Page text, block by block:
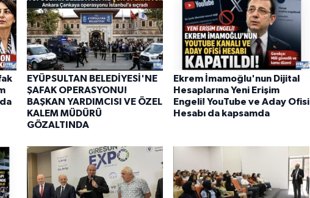
EYÜPSULTAN BELEDİYESİ'NE
ŞAFAK OPERASYONU!
BAŞKAN YARDIMCISI VE ÖZEL
KALEM MÜDÜRÜ
GÖZALTINDA
Ekrem İmamoğlu'nun Dijital
Hesaplarına Yeni Erişim
Engeli! YouTube ve Aday Ofisi
Hesabı da kapsamda